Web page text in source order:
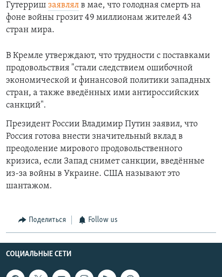
Гутерриш заявлял в мае, что голодная смерть на
фоне войны грозит 49 миллионам жителей 43
стран мира.
В Кремле утверждают, что трудности с поставками
продовольствия "стали следствием ошибочной
экономической и финансовой политики западных
стран, а также введённых ими антироссийских
санкций".
Президент России Владимир Путин заявил, что
Россия готова внести значительный вклад в
преодоление мирового продовольственного
кризиса, если Запад снимет санкции, введённые
из-за войны в Украине. США называют это
шантажом.
Поделиться Follow us
СОЦИАЛЬНЫЕ СЕТИ